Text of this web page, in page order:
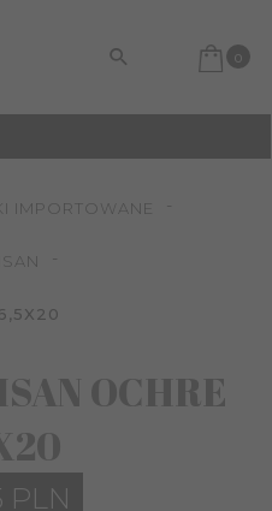
0
IMPORTOWANE
OCHRE
PLN